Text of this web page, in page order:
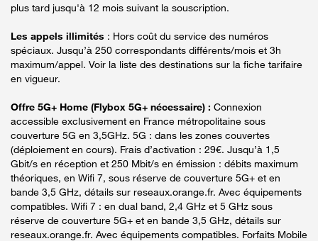
plus tard jusqu'à 12 mois suivant la souscription.
Les appels illimités : Hors coût du service des numéros
spéciaux. Jusqu’à 250 correspondants différents/mois et 3h
maximum/appel. Voir la liste des destinations sur la fiche tarifaire
en vigueur.
Offre 5G+ Home (Flybox 5G+ nécessaire) : Connexion
accessible exclusivement en France métropolitaine sous
couverture 5G en 3,5GHz. 5G : dans les zones couvertes
(déploiement en cours). Frais d’activation : 29€. Jusqu’à 1,5
Gbit/s en réception et 250 Mbit/s en émission : débits maximum
théoriques, en Wifi 7, sous réserve de couverture 5G+ et en
bande 3,5 GHz, détails sur reseaux.orange.fr. Avec équipements
compatibles. Wifi 7 : en dual band, 2,4 GHz et 5 GHz sous
réserve de couverture 5G+ et en bande 3,5 GHz, détails sur
reseaux.orange.fr. Avec équipements compatibles. Forfaits Mobile